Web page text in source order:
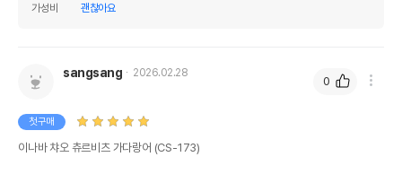
가성비
괜찮아요
sangsang 2026.02.28
첫구매
이나바 챠오 츄르비츠 가다랑어 (CS-173)
0